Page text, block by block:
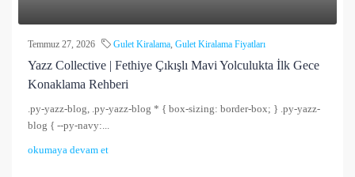
Temmuz 27, 2026 Gulet Kiralama Gulet Kiralama Fiyatları
Yazz Collective | Fethiye Çıkışlı Mavi Yolculukta İlk Gece
Konaklama Rehberi
.py-yazz-blog, .py-yazz-blog * { box-sizing: border-box; } .py-yazz-
blog { --py-navy:...
okumaya devam et